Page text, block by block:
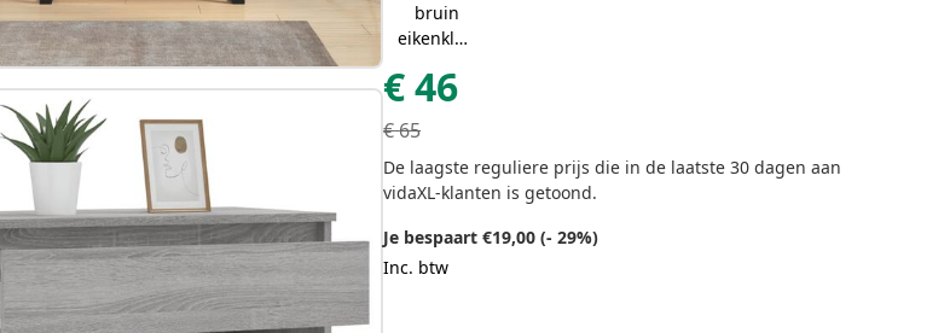
bruin
eikenkleu
€46
€65
De laagste reguliere prijs die in de laatste 30 dagen aan
vidaXL-klanten is getoond.
Je bespaart €19,00 (- 29%)
Inc. btw